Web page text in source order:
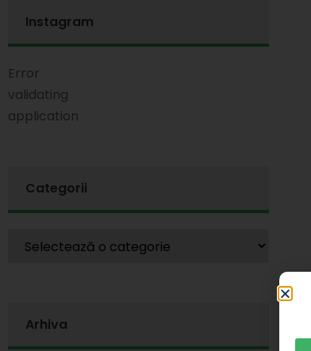
Instagram
Error
validating
application
Categorii
Arhiva